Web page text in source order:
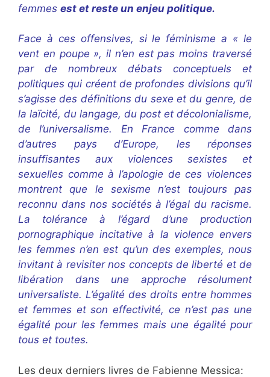
femmes est et reste un enjeu politique.
Face à ces offensives, si le féminisme a « le
vent en poupe », il n’en est pas moins traversé
par de nombreux débats conceptuels et
politiques qui créent de profondes divisions qu’il
s’agisse des définitions du sexe et du genre, de
la laïcité, du langage, du post et décolonialisme,
de l’universalisme. En France comme dans
d’autres pays d’Europe, les réponses
insuffisantes aux violences sexistes et
sexuelles comme à l’apologie de ces violences
montrent que le sexisme n’est toujours pas
reconnu dans nos sociétés à l’égal du racisme.
La tolérance à l’égard d’une production
pornographique incitative à la violence envers
les femmes n’en est qu’un des exemples, nous
invitant à revisiter nos concepts de liberté et de
libération dans une approche résolument
universaliste. L’égalité des droits entre hommes
et femmes et son effectivité, ce n’est pas une
égalité pour les femmes mais une égalité pour
tous et toutes.
Les deux derniers livres de Fabienne Messica: